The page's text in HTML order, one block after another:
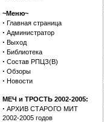
~Меню~
· Главная страница
· Администратор
· Выход
· Библиотека
· Состав РПЦЗ(В)
· Обзоры
· Новости
МЕЧ и ТРОСТЬ 2002-2005:
· АРХИВ СТАРОГО МИТ
2002-2005 годов